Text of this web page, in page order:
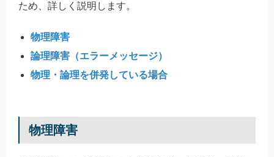
ため、詳しく説明します。
物理障害
論理障害（エラーメッセージ）
物理・論理を併発している場合
物理障害